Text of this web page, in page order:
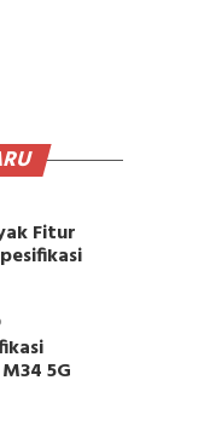
Fitur
5G